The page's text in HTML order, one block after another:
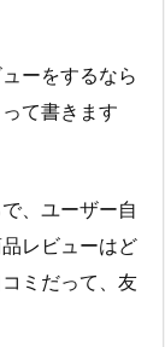
ーをするなら
て書きます
、ユーザー自
レビューはど
ミだって、友